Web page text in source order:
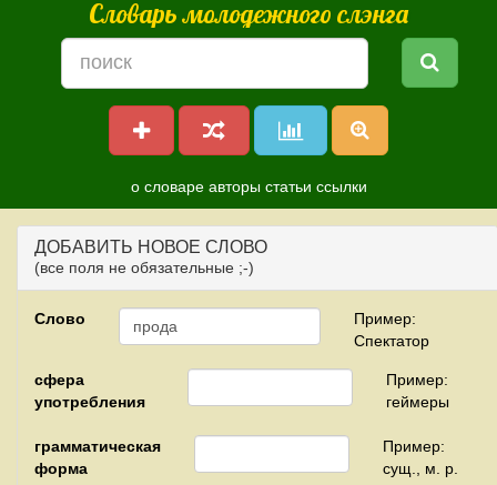
Словарь молодежного слэнга
о словаре авторы статьи ссылки
ДОБАВИТЬ НОВОЕ СЛОВО
(все поля не обязательные ;-)
Слово
Пример:
Спектатор
сфера
употребления
Пример:
геймеры
грамматическая
форма
Пример:
сущ., м. р.